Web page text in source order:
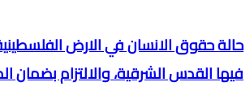
حالة حقوق الانسان في الارض
فيها القدس الشرقية، والالتزام بضمان